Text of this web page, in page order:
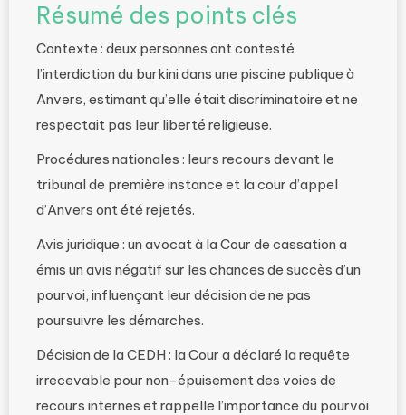
Résumé des points clés
Contexte : deux personnes ont contesté
l’interdiction du burkini dans une piscine publique à
Anvers, estimant qu’elle était discriminatoire et ne
respectait pas leur liberté religieuse.
Procédures nationales : leurs recours devant le
tribunal de première instance et la cour d’appel
d’Anvers ont été rejetés.
Avis juridique : un avocat à la Cour de cassation a
émis un avis négatif sur les chances de succès d’un
pourvoi, influençant leur décision de ne pas
poursuivre les démarches.
Décision de la CEDH : la Cour a déclaré la requête
irrecevable pour non-épuisement des voies de
recours internes et rappelle l’importance du pourvoi